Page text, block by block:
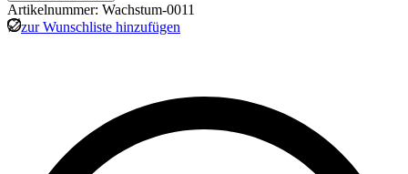
Artikelnummer: Wachstum-0011
zur Wunschliste hinzufügen